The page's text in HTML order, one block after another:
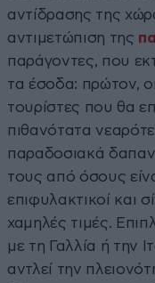
αντίδρασης της
αντιμετώπιση της
παράγοντες, που
τα έσοδα: πρώτον,
τουρίστες που θα
πιθανότατα
παραδοσιακά
τους από όσους
επιφυλακτικοί και
χαμηλές τιμές.
με τη Γαλλία ή την
αντλεί την